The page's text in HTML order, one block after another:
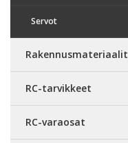
Servot
Rakennusmateriaalit
RC-tarvikkeet
RC-varaosat